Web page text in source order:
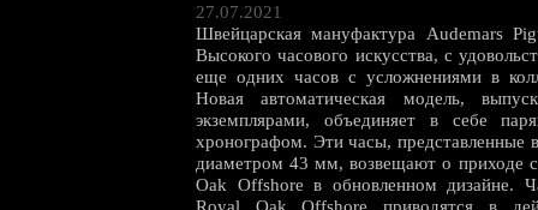
27.07.2021
Швейцарская мануфактура Audemars
Высокого часового искусства, с
еще одних часов с усложнениями в
Новая автоматическая модель,
экземплярами, объединяет в себе
хронографом. Эти часы, представленные
диаметром 43 мм, возвещают о приходе
Oak Offshore в обновленном дизайне.
Royal Oak Offshore приводятся в